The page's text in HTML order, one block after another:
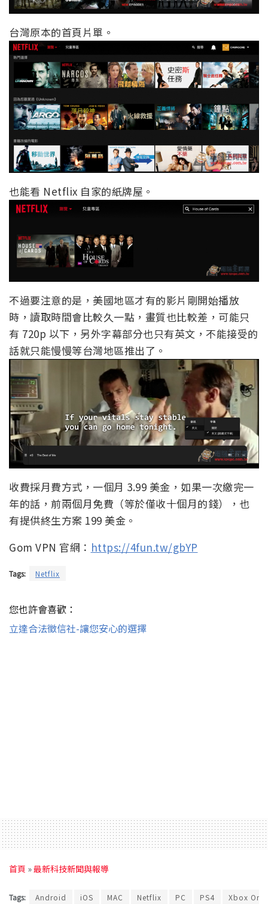
台灣原本的首頁片單。
也能看 Netflix 自家的紙牌屋。
不過要注意的是，美國地區才有的影片剛開始播放
時，讀取時間會比較久一點，畫質也比較差，可能只
有 720p 以下，另外字幕部分也只有英文，不能接受的
話就只能慢慢等台灣地區推出了。
收費採月費方式，一個月 3.99 美金，如果一次繳完一
年的話，前兩個月免費（等於僅收十個月的錢），也
有提供終生方案 199 美金。
Gom VPN 官網： https://4fun.tw/gbYP
Tags: Netflix
您也許會喜歡：
立達合法徵信社-讓您安心的選擇
首頁 »最新科技新聞與報導
Tags: Android iOS MAC Netflix PC PS4 Xbox One